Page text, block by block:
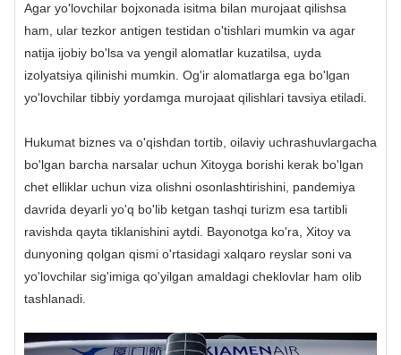
Agar yo'lovchilar bojxonada isitma bilan murojaat qilishsa
ham, ular tezkor antigen testidan o'tishlari mumkin va agar
natija ijobiy bo'lsa va yengil alomatlar kuzatilsa, uyda
izolyatsiya qilinishi mumkin. Og'ir alomatlarga ega bo'lgan
yo'lovchilar tibbiy yordamga murojaat qilishlari tavsiya etiladi.
Hukumat biznes va o'qishdan tortib, oilaviy uchrashuvlargacha
bo'lgan barcha narsalar uchun Xitoyga borishi kerak bo'lgan
chet elliklar uchun viza olishni osonlashtirishini, pandemiya
davrida deyarli yo'q bo'lib ketgan tashqi turizm esa tartibli
ravishda qayta tiklanishini aytdi. Bayonotga ko'ra, Xitoy va
dunyoning qolgan qismi o'rtasidagi xalqaro reyslar soni va
yo'lovchilar sig'imiga qo'yilgan amaldagi cheklovlar ham olib
tashlanadi.